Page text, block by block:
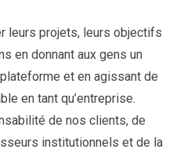
leurs projets, leurs objectifs
en donnant aux gens un
et en agissant de
en tant qu’entreprise.
de nos clients, de
institutionnels et de la